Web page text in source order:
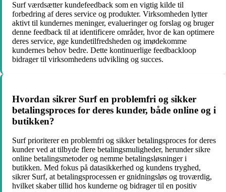
Surf værdsætter kundefeedback som en vigtig kilde til
forbedring af deres service og produkter. Virksomheden lytter
aktivt til kundernes meninger, evalueringer og forslag og bruger
denne feedback til at identificere områder, hvor de kan optimere
deres service, øge kundetilfredsheden og imødekomme
kundernes behov bedre. Dette kontinuerlige feedbackloop
bidrager til virksomhedens udvikling og succes.
Hvordan sikrer Surf en problemfri og sikker
betalingsproces for deres kunder, både online og i
butikken?
Surf prioriterer en problemfri og sikker betalingsproces for deres
kunder ved at tilbyde flere betalingsmuligheder, herunder sikre
online betalingsmetoder og nemme betalingsløsninger i
butikken. Med fokus på datasikkerhed og kundens tryghed,
sikrer Surf, at betalingsprocessen er gnidningsløs og troværdig,
hvilket skaber tillid hos kunderne og bidrager til en positiv